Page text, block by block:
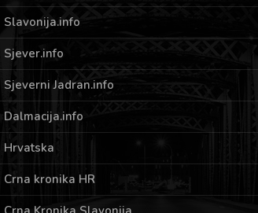
Slavonija.info
Sjever.info
Sjeverni Jadran.info
Dalmacija.info
Hrvatska
Crna kronika HR